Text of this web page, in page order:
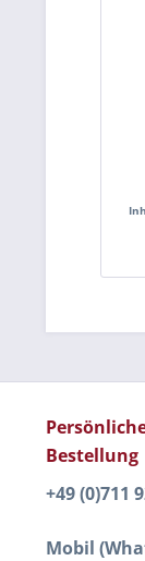
Bestellung
+49 (0)711
Mobil